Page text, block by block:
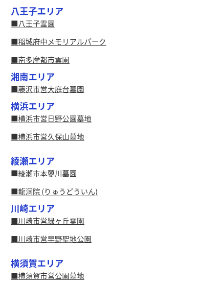
八王子エリア
八王子霊園
稲城府中メモリアルパーク
南多摩都市霊園
湘南エリア
藤沢市営大庭台墓園
横浜エリア
横浜市営日野公園墓地
横浜市営久保山墓地
綾瀬エリア
綾瀬市本蓼川墓園
龍洞院 (りゅうどういん)
川崎エリア
川崎市営緑ヶ丘霊園
川崎市営早野聖地公園
横須賀エリア
横須賀市営公園墓地